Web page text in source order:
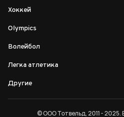
Хоккей
Olympics
Волейбол
Легка атлетика
Другие
© ООО Тотвельд, 2011 -